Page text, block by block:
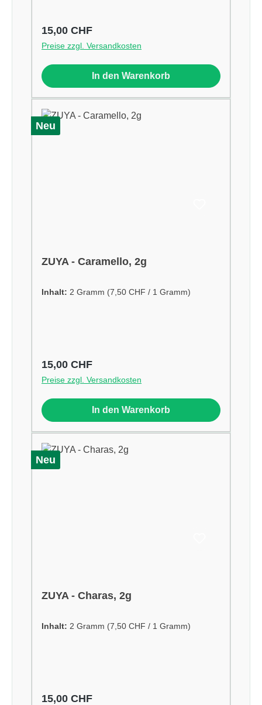
Regulärer Preis:
15,00 CHF
Preise zzgl. Versandkosten
In den Warenkorb
Neu
ZUYA - Caramello, 2g
Inhalt: 2 Gramm (7,50 CHF / 1 Gramm)
Regulärer Preis:
15,00 CHF
Preise zzgl. Versandkosten
In den Warenkorb
Neu
ZUYA - Charas, 2g
Inhalt: 2 Gramm (7,50 CHF / 1 Gramm)
Regulärer Preis:
15,00 CHF